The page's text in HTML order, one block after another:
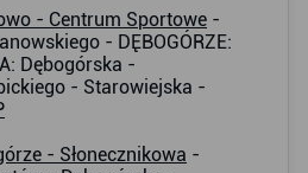
- Centrum Sportowe -
- DĘBOGÓRZE:
Dębogórska -
- Starowiejska -
- Słonecznikowa -